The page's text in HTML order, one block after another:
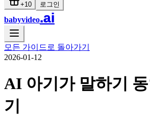
+10 로그인
babyvideo.ai
모든 가이드로 돌아가기
2026-01-12
AI 아기가 말하기
기